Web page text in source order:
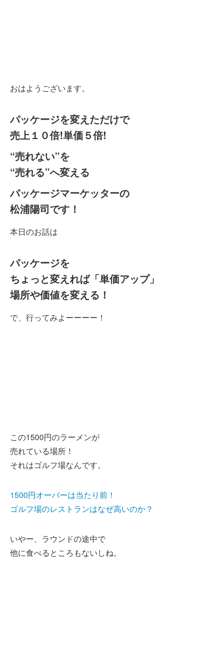
おはようございます。
パッケージを変えただけで
売上１０倍!単価５倍!
“売れない”を
“売れる”へ変える
パッケージマーケッターの
松浦陽司です！
本日のお話は
パッケージを
ちょっと変えれば「単価アップ」
場所や価値を変える！
で、行ってみよーーーー！
この1500円のラーメンが
売れている場所！
それはゴルフ場なんです。
1500円オーバーは当たり前！
ゴルフ場のレストランはなぜ高いのか？
いやー、ラウンドの途中で
他に食べるところもないしね。